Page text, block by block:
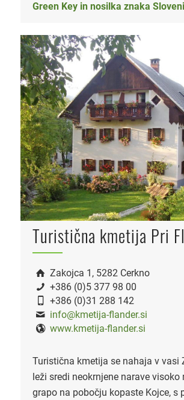
Green Key in nosilka znaka
Turistična kmetija Pri
Zakojca 1, 5282 Cerkno
+386 (0)5 377 98 00
+386 (0)31 288 142
info@kmetija-flander.si
www.kmetija-flander.si
Turistična kmetija se nahaja v vasi
leži sredi neokrnjene narave visoko
grapo na pobočju kopaste Kojce, s